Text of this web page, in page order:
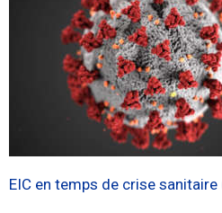
EIC en temps de crise